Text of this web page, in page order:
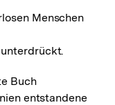
Menschen
Buch
entstandene